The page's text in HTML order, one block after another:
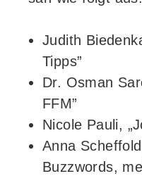
Judith
Tipps”
Dr. Osman
FFM”
Nicole Pauli,
Anna
Buzzwords,